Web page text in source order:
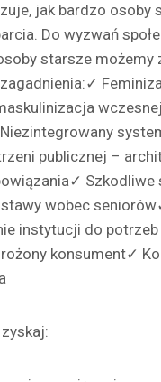
jak bardzo osoby
Do wyzwań
starsze możemy
✓
wczesnej
publicznej –
✓ Szkodliwe
wobec seniorów
instytucji do
konsument✓